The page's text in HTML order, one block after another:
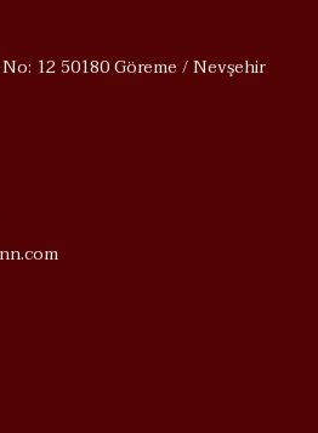
12 50180 Göreme / Nevşehir